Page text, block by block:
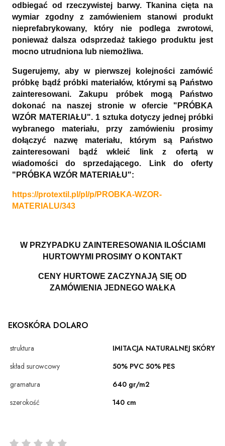
odbiegać od rzeczywistej barwy. Tkanina cięta na
wymiar zgodny z zamówieniem stanowi produkt
nieprefabrykowany, który nie podlega zwrotowi,
ponieważ dalsza odsprzedaż takiego produktu jest
mocno utrudniona lub niemożliwa.
Sugerujemy, aby w pierwszej kolejności zamówić
próbkę bądź próbki materiałów, którymi są Państwo
zainteresowani. Zakupu próbek mogą Państwo
dokonać na naszej stronie w ofercie "PRÓBKA
WZÓR MATERIAŁU". 1 sztuka dotyczy jednej próbki
wybranego materiału, przy zamówieniu prosimy
dołączyć nazwę materiału, którym są Państwo
zainteresowani bądź wkleić link z ofertą w
wiadomości do sprzedającego. Link do oferty
"PRÓBKA WZÓR MATERIAŁU":
https://protextil.pl/pl/p/PROBKA-WZOR-
MATERIALU/343
W PRZYPADKU ZAINTERESOWANIA ILOŚCIAMI
HURTOWYMI PROSIMY O KONTAKT
CENY HURTOWE ZACZYNAJĄ SIĘ OD
ZAMÓWIENIA JEDNEGO WAŁKA
EKOSKÓRA DOLARO
struktura
IMITACJA NATURALNEJ SKÓRY
skład surowcowy
50% PVC 50% PES
gramatura
640 gr/m2
szerokość
140 cm